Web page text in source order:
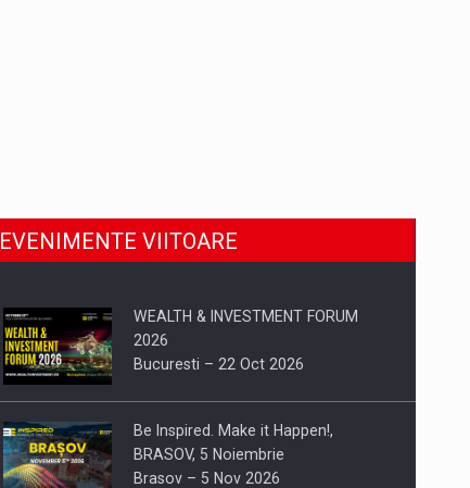
EVENIMENTE VIITOARE
WEALTH & INVESTMENT FORUM
2026
Bucuresti – 22 Oct 2026
Be Inspired. Make it Happen!,
BRASOV, 5 Noiembrie
Brasov – 5 Nov 2026